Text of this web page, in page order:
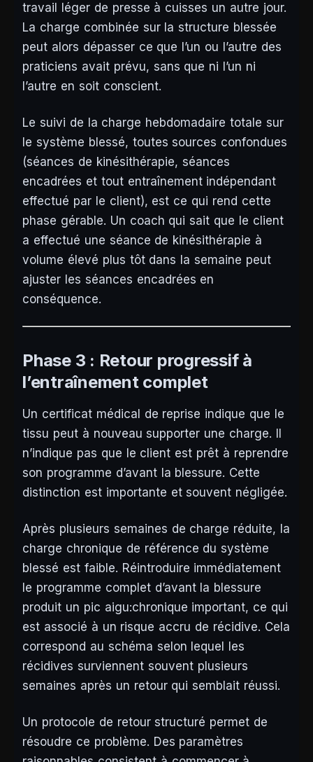
travail léger de presse à cuisses un autre jour.
La charge combinée sur la structure blessée
peut alors dépasser ce que l’un ou l’autre des
praticiens avait prévu, sans que ni l’un ni
l’autre en soit conscient.
Le suivi de la charge hebdomadaire totale sur
le système blessé, toutes sources confondues
(séances de kinésithérapie, séances
encadrées et tout entraînement indépendant
effectué par le client), est ce qui rend cette
phase gérable. Un coach qui sait que le client
a effectué une séance de kinésithérapie à
volume élevé plus tôt dans la semaine peut
ajuster les séances encadrées en
conséquence.
Phase 3 : Retour progressif à
l’entraînement complet
Un certificat médical de reprise indique que le
tissu peut à nouveau supporter une charge. Il
n’indique pas que le client est prêt à reprendre
son programme d’avant la blessure. Cette
distinction est importante et souvent négligée.
Après plusieurs semaines de charge réduite, la
charge chronique de référence du système
blessé est faible. Réintroduire immédiatement
le programme complet d’avant la blessure
produit un pic aigu:chronique important, ce qui
est associé à un risque accru de récidive. Cela
correspond au schéma selon lequel les
récidives surviennent souvent plusieurs
semaines après un retour qui semblait réussi.
Un protocole de retour structuré permet de
résoudre ce problème. Des paramètres